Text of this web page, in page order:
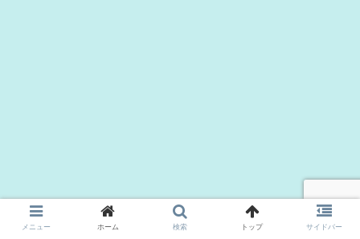
メニュー ホーム 検索 トップ サイドバー